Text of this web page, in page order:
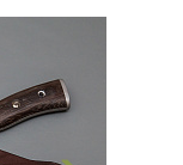
424.8
300